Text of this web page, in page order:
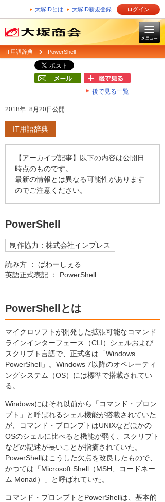
大塚IDとは 大塚ID新規登録 ログイン
IT用語辞典 PowerShell
後で見る一覧
2018年 8月20日公開
IT用語辞典
【アーカイブ記事】以下の内容は公開日
時点のものです。
最新の情報とは異なる可能性があります
のでご注意ください。
PowerShell
制作協力：株式会社インプレス
読み方 ： ぱわーしぇる
英語正式表記 ： PowerShell
PowerShellとは
マイクロソフトが開発した拡張可能なコマンド
ラインインターフェース（CLI）シェルおよび
スクリプト言語で、正式名は「Windows
PowerShell」。Windows 7以降のオペレーティ
ングシステム（OS）には標準で搭載されてい
る。
Windowsにはそれ以前から「コマンド・プロン
プト」と呼ばれるシェル機能が搭載されていた
が、コマンド・プロンプトはUNIXなどほかの
OSのシェルに比べると機能が弱く、スクリプト
などの記述が長いことが指摘されていた。
PowerShellはこうした欠点を改良したもので、
かつては「Microsoft Shell（MSH、コードネー
ム Monad）」と呼ばれていた。
コマンド・プロンプトとPowerShellは、基本的